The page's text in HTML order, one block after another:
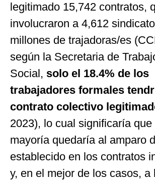
legitimado 15,742 contratos,
involucraron a 4,612
millones de trajadoras/es
según la Secretaria de
Social, solo el 18.4% de los
trabajadores formales
contrato colectivo
2023), lo cual significaría que
mayoría quedaría al amparo
establecido en los contratos
y, en el mejor de los casos, a